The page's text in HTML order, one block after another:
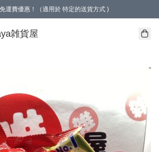
運費優惠！（適用於 特定的送貨方式 )
雑貨屋